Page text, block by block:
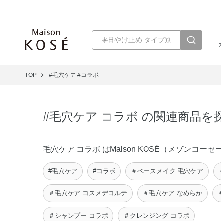
TOP #毛穴ケア #コラボ
#毛穴ケア コラボ の関連商品を
毛穴ケア コラボ はMaison KOSÉ（メゾンコーセ
#毛穴ケア #コラボ ＃ベースメイク 毛穴ケア
＃毛穴ケア コスメデコルテ ＃毛穴ケア なめらか
＃シャンプー コラボ ＃クレンジング コラボ